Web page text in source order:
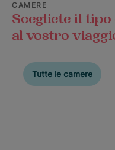
CAMERE
Scegliete il
al vostro
Tutte le camere